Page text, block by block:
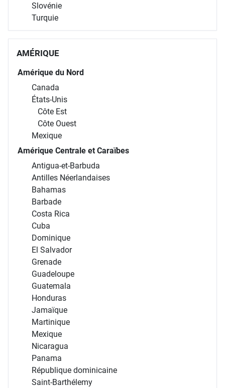
Slovénie
Turquie
AMÉRIQUE
Amérique du Nord
Canada
États-Unis
Côte Est
Côte Ouest
Mexique
Amérique Centrale et Caraïbes
Antigua-et-Barbuda
Antilles Néerlandaises
Bahamas
Barbade
Costa Rica
Cuba
Dominique
El Salvador
Grenade
Guadeloupe
Guatemala
Honduras
Jamaïque
Martinique
Mexique
Nicaragua
Panama
République dominicaine
Saint-Barthélemy